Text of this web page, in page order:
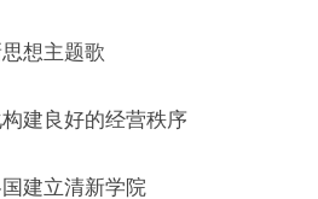
想主题歌
建良好的经营秩序
建立清新学院